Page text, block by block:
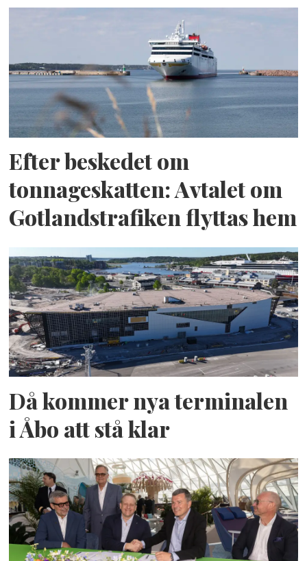
Efter beskedet om
tonnageskatten: Avtalet om
Gotlandstrafiken flyttas hem
Då kommer nya terminalen
i Åbo att stå klar